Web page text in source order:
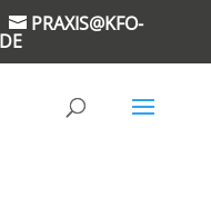
PRAXIS@KFO-